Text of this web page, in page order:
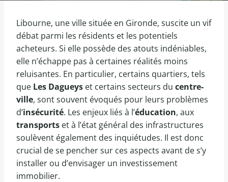
Libourne, une ville située en Gironde, suscite un vif
débat parmi les résidents et les potentiels
acheteurs. Si elle possède des atouts indéniables,
elle n’échappe pas à certaines réalités moins
reluisantes. En particulier, certains quartiers, tels
que Les Dagueys et certains secteurs du centre-
ville, sont souvent évoqués pour leurs problèmes
d’insécurité. Les enjeux liés à l’éducation, aux
transports et à l’état général des infrastructures
soulèvent également des inquiétudes. Il est donc
crucial de se pencher sur ces aspects avant de s’y
installer ou d’envisager un investissement
immobilier.